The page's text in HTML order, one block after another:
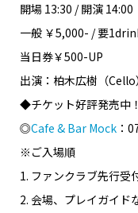
開場 13:30 / 開演 14:00
一般 ￥5,000- / 要
当日券￥500-UP
出演：柏木広樹（Cello
◆チケット好評発売中！
◎Cafe & Bar Mock：
※ご入場順
1. ファンクラブ先行受
2. 会場、プレイガイド